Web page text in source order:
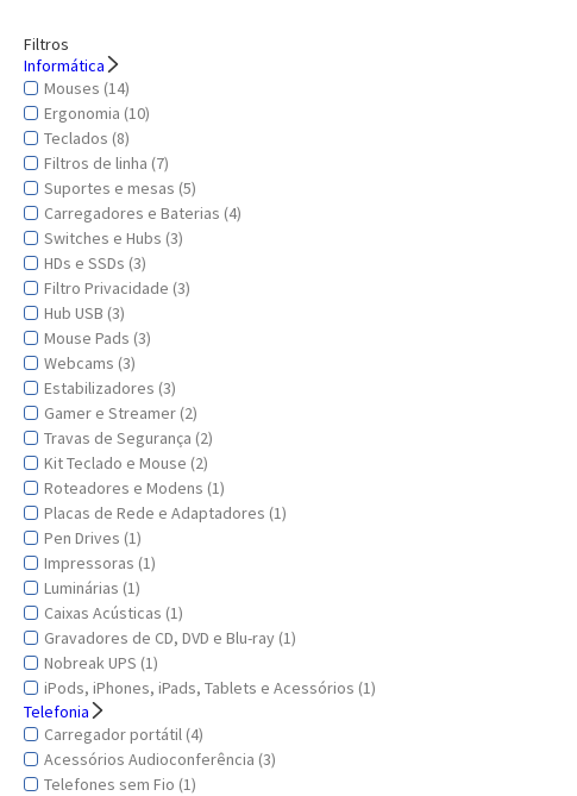
Filtros
Informática
Mouses (14)
Ergonomia (10)
Teclados (8)
Filtros de linha (7)
Suportes e mesas (5)
Carregadores e Baterias (4)
Switches e Hubs (3)
HDs e SSDs (3)
Filtro Privacidade (3)
Hub USB (3)
Mouse Pads (3)
Webcams (3)
Estabilizadores (3)
Gamer e Streamer (2)
Travas de Segurança (2)
Kit Teclado e Mouse (2)
Roteadores e Modens (1)
Placas de Rede e Adaptadores (1)
Pen Drives (1)
Impressoras (1)
Luminárias (1)
Caixas Acústicas (1)
Gravadores de CD, DVD e Blu-ray (1)
Nobreak UPS (1)
iPods, iPhones, iPads, Tablets e Acessórios (1)
Telefonia
Carregador portátil (4)
Acessórios Audioconferência (3)
Telefones sem Fio (1)